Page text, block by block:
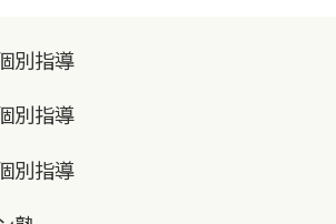
別指導
別指導
別指導